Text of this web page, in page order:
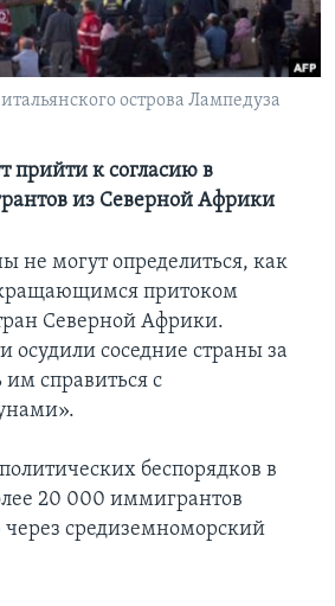
острова Лампедуза
прийти к согласию в
из Северной Африки
не могут определиться, как
притоком
Северной Африки.
осудили соседние страны за
справиться с
беспорядков в
20 000 иммигрантов
средиземноморский